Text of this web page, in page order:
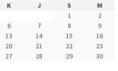
K J S
M
1
2
6 7 8
9
13 14 15
16
20 21 22
23
27 28 29
30